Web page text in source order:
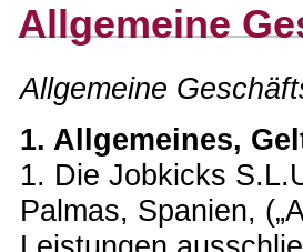
Allgemeine
Allgemeine
1. Allgemeines,
1. Die Jobkicks
Palmas, Spanien,